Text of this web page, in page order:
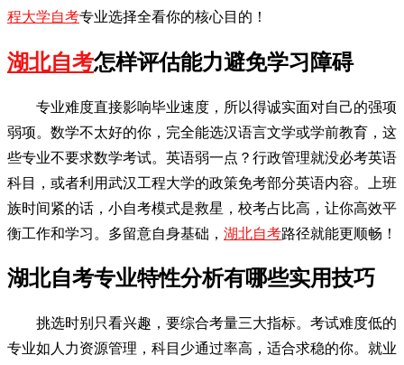
程大学自考专业选择全看你的核心目的！
湖北自考怎样评估能力避免学习障碍
专业难度直接影响毕业速度，所以得诚实面对自己的强项
弱项。数学不太好的你，完全能选汉语言文学或学前教育，这
些专业不要求数学考试。英语弱一点？行政管理就没必考英语
科目，或者利用武汉工程大学的政策免考部分英语内容。上班
族时间紧的话，小自考模式是救星，校考占比高，让你高效平
衡工作和学习。多留意自身基础， 湖北自考路径就能更顺畅！
湖北自考专业特性分析有哪些实用技巧
挑选时别只看兴趣，要综合考量三大指标。考试难度低的
专业如人力资源管理，科目少通过率高，适合求稳的你。就业